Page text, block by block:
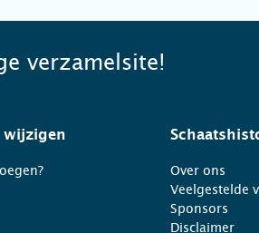
verzamelsite!
wijzigen
Over ons
Veelgestelde
Sponsors
Disclaimer